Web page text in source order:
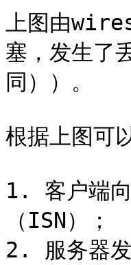
上图由
塞，发生了
同））。
根据上图可
1. 客户端向
（ISN）；
2. 服务器发